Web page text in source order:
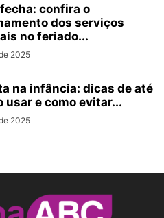
confira o
dos serviços
no feriado...
2025
na infância: dicas de até
usar e como evitar...
2025